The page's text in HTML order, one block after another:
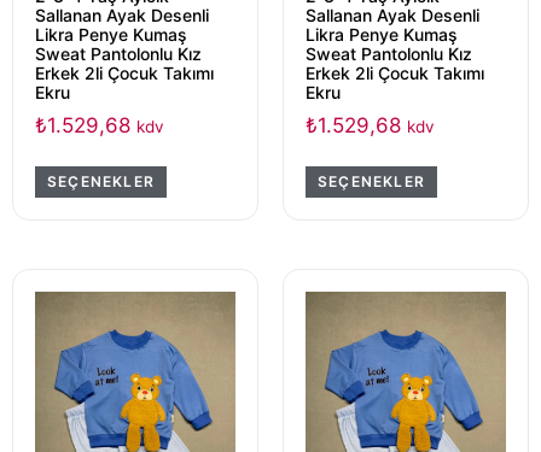
Sallanan Ayak Desenli
Likra Penye Kumaş
Sweat Pantolonlu Kız
Erkek 2li Çocuk Takımı
Ekru
₺1.529,68 kdv
SEÇENEKLER
Sallanan Ayak Desenli
Likra Penye Kumaş
Sweat Pantolonlu Kız
Erkek 2li Çocuk Takımı
Ekru
₺1.529,68 kdv
SEÇENEKLER